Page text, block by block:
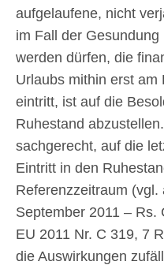
aufgelaufene, nicht
im Fall der
werden dürfen, die
Urlaubs mithin erst am
eintritt, ist auf die
Ruhestand
sachgerecht, auf die
Eintritt in den
Referenzzeitraum
September 2011 – Rs.
EU 2011 Nr. C 319, 7
die Auswirkungen